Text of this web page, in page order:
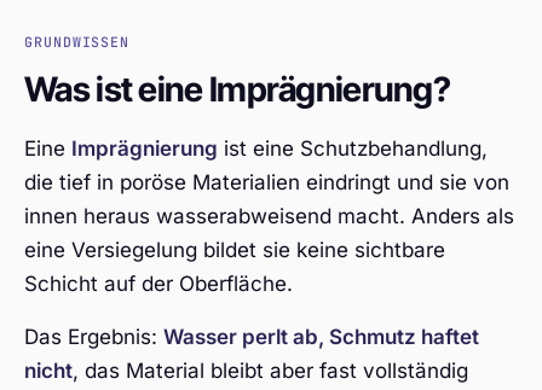
GRUNDWISSEN
Was ist eine Imprägnierung?
Eine Imprägnierung ist eine Schutzbehandlung,
die tief in poröse Materialien eindringt und sie von
innen heraus wasserabweisend macht. Anders als
eine Versiegelung bildet sie keine sichtbare
Schicht auf der Oberfläche.
Das Ergebnis: Wasser perlt ab, Schmutz haftet
nicht, das Material bleibt aber fast vollständig